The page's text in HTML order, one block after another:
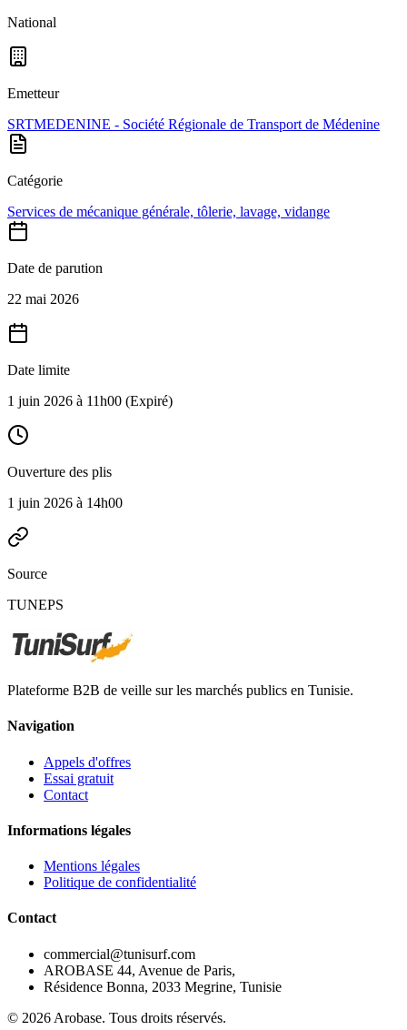
National
Emetteur
SRTMEDENINE - Société Régionale de Transport de Médenine
Catégorie
Services de mécanique générale, tôlerie, lavage, vidange
Date de parution
22 mai 2026
Date limite
1 juin 2026 à 11h00 (Expiré)
Ouverture des plis
1 juin 2026 à 14h00
Source
TUNEPS
Plateforme B2B de veille sur les marchés publics en Tunisie.
Navigation
Appels d'offres
Essai gratuit
Contact
Informations légales
Mentions légales
Politique de confidentialité
Contact
commercial@tunisurf.com
AROBASE 44, Avenue de Paris,
Résidence Bonna, 2033 Megrine, Tunisie
© 2026 Arobase. Tous droits réservés.